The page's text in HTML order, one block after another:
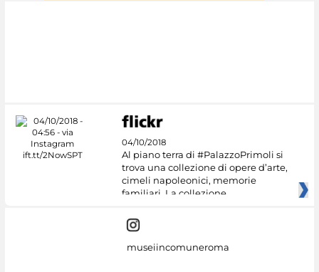
04/10/2018
Al piano terra di #PalazzoPrimoli si
trova una collezione di opere d’arte,
cimeli napoleonici, memorie
familiari. La collezione
museiincomuneroma